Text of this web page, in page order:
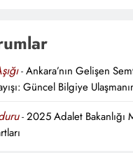
-Ankara’nın Gelişen
Güncel Bilgiye
-2025 Adalet Bakanlığı